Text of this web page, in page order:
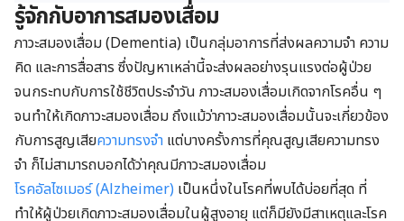
รู้จักกับอาการสมองเสื่อม
ภาวะสมองเสื่อม (Dementia) เป็นกลุ่มอาการที่ส่งผลความจำ ความ
คิด และการสื่อสาร ซึ่งปัญหาเหล่านี้จะส่งผลอย่างรุนแรงต่อผู้ป่วย
จนกระทบกับการใช้ชีวิตประจำวัน ภาวะสมองเสื่อมเกิดจากโรคอื่น ๆ
จนทำให้เกิดภาวะสมองเสื่อม ถึงแม้ว่าภาวะสมองเสื่อมนั้นจะเกี่ยวข้อง
กับการสูญเสียความทรงจำ แต่บางครั้งการที่คุณสูญเสียความทรง
จำ ก็ไม่สามารถบอกได้ว่าคุณมีภาวะสมองเสื่อม
โรคอัลไซเมอร์ (Alzheimer) เป็นหนึ่งในโรคที่พบได้บ่อยที่สุด ที่
ทำให้ผู้ป่วยเกิดภาวะสมองเสื่อมในผู้สูงอายุ แต่ก็มียังมีสาเหตุและโรค